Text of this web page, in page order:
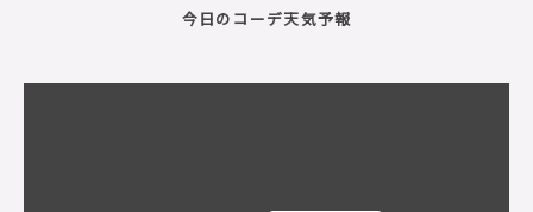
今日のコーデ天気予報